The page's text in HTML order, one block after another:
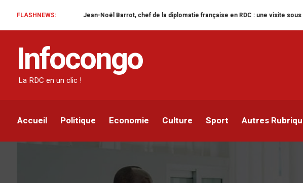
FLASHNEWS:
Jean-Noël Barrot, chef de la diplomatie française en RDC : une visite sous haute tension
Infocongo
La RDC en un clic !
Accueil Politique Economie Culture Sport Autres
La RDC exprime ses
la suite des menaces de